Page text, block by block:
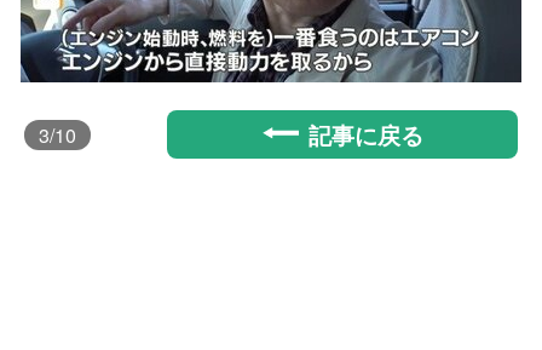
3/10 記事に戻る